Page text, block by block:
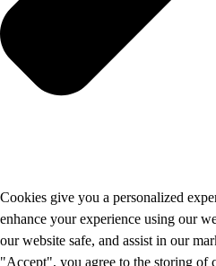
Cookies give you a personalized
enhance your experience using our
our website safe, and assist in our
"Accept", you agree to the storing of